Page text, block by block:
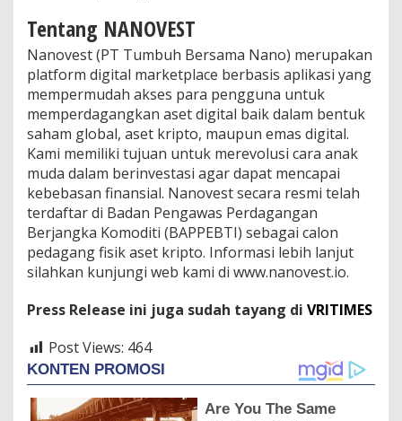
Tentang NANOVEST
Nanovest (PT Tumbuh Bersama Nano) merupakan
platform digital marketplace berbasis aplikasi yang
mempermudah akses para pengguna untuk
memperdagangkan aset digital baik dalam bentuk
saham global, aset kripto, maupun emas digital.
Kami memiliki tujuan untuk merevolusi cara anak
muda dalam berinvestasi agar dapat mencapai
kebebasan finansial. Nanovest secara resmi telah
terdaftar di Badan Pengawas Perdagangan
Berjangka Komoditi (BAPPEBTI) sebagai calon
pedagang fisik aset kripto. Informasi lebih lanjut
silahkan kunjungi web kami di www.nanovest.io.
Press Release ini juga sudah tayang di VRITIMES
Post Views: 464